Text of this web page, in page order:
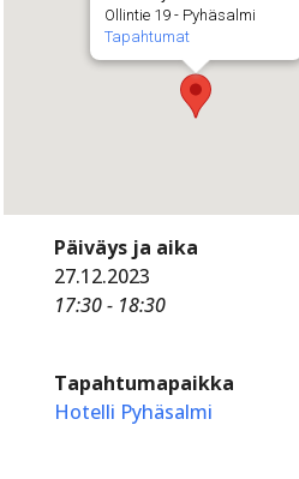
Ollintie 19 - Pyhäsalmi
Tapahtumat
Päiväys ja aika
27.12.2023
17:30 - 18:30
Tapahtumapaikka
Hotelli Pyhäsalmi